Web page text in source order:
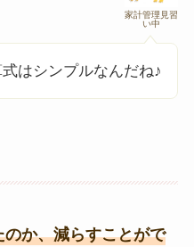
家計管理見習
い中
はシンプルなんだね♪
のか、減らすことがで